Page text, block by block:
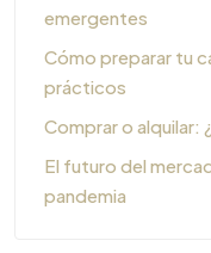
emergentes
Cómo preparar tu
prácticos
Comprar o alquilar:
El futuro del
pandemia